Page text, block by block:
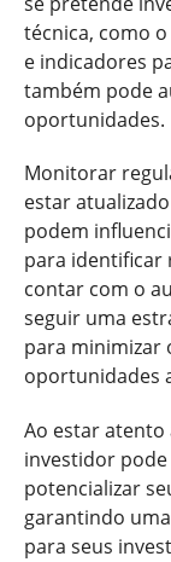
técnica, como o
e indicadores
também pode
oportunidades.
Monitorar
estar
podem
para identificar
contar com o
seguir uma
para minimizar
oportunidades
Ao estar
investidor
potencializar
garantindo
para seus